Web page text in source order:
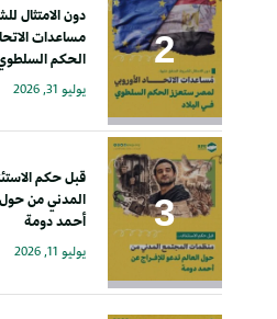
دون الامتثال
مساعدات
الحكم
يوليو 31, 2026
قبل حكم
المدني من حول
أحمد دومة
يوليو 11, 2026